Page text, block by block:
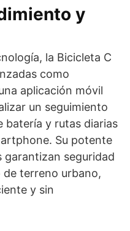
y
la Bicicleta C
como
aplicación móvil
un seguimiento
batería y rutas diarias
Su potente
seguridad
terreno urbano,
y sin